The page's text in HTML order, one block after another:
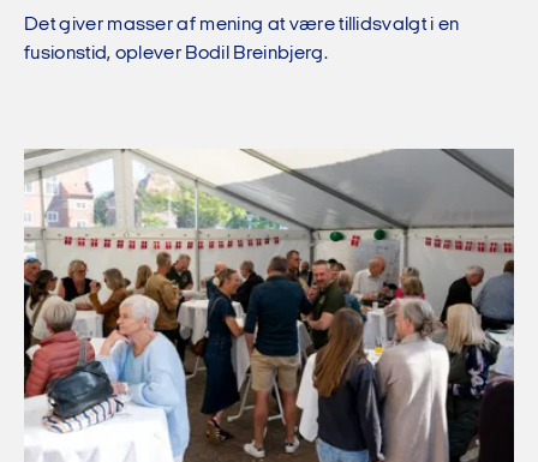
Det giver masser af mening at være tillidsvalgt i en
fusionstid, oplever Bodil Breinbjerg.